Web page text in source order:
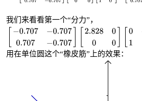
我们来看看第一个“分力”，
用在单位圆这个“橡皮筋”上的效果：